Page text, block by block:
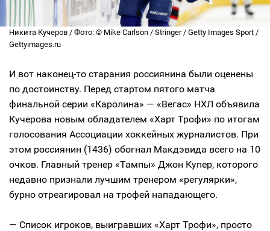
Никита Кучеров / Фото: © Mike Carlson / Stringer / Getty Images Sport /
Gettyimages.ru
И вот наконец-то старания россиянина были оценены
по достоинству. Перед стартом пятого матча
финальной серии «Каролина» — «Вегас» НХЛ объявила
Кучерова новым обладателем «Харт Трофи» по итогам
голосования Ассоциации хоккейных журналистов. При
этом россиянин (1436) обогнал Макдэвида всего на 10
очков. Главный тренер «Тампы» Джон Купер, которого
недавно признали лучшим тренером «регулярки»,
бурно отреагировал на трофей нападающего.
— Список игроков, выигравших «Харт Трофи», просто